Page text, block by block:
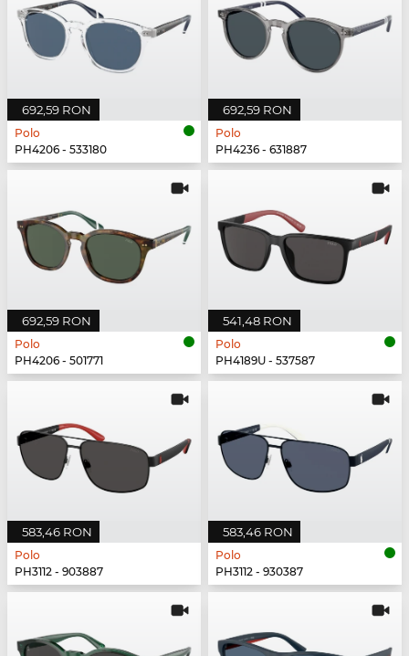
692,59 RON
Polo
PH4206 - 533180
692,59 RON
Polo
PH4236 - 631887
692,59 RON
Polo
PH4206 - 501771
541,48 RON
Polo
PH4189U - 537587
583,46 RON
Polo
PH3112 - 903887
583,46 RON
Polo
PH3112 - 930387